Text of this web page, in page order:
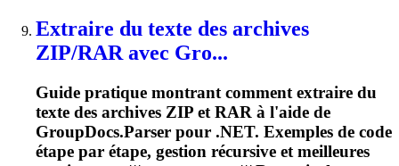
Extraire du texte des archives
ZIP/RAR avec Gro...
Guide pratique montrant comment extraire du
texte des archives ZIP et RAR à l'aide de
GroupDocs.Parser pour .NET. Exemples de code
étape par étape, gestion récursive et meilleures